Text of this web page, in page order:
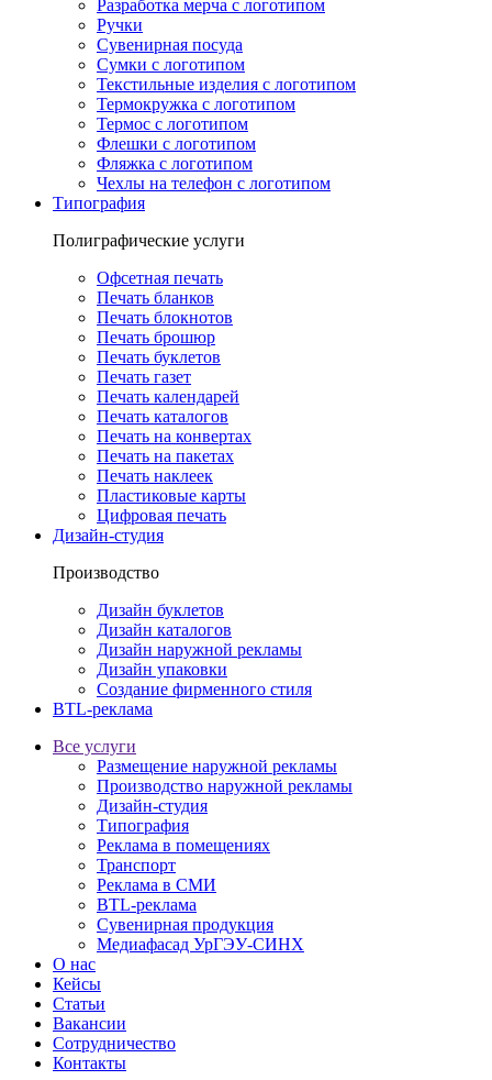
Разработка мерча с логотипом
Ручки
Сувенирная посуда
Сумки с логотипом
Текстильные изделия с логотипом
Термокружка с логотипом
Термос с логотипом
Флешки с логотипом
Фляжка с логотипом
Чехлы на телефон с логотипом
Типография
Полиграфические услуги
Офсетная печать
Печать бланков
Печать блокнотов
Печать брошюр
Печать буклетов
Печать газет
Печать календарей
Печать каталогов
Печать на конвертах
Печать на пакетах
Печать наклеек
Пластиковые карты
Цифровая печать
Дизайн-студия
Производство
Дизайн буклетов
Дизайн каталогов
Дизайн наружной рекламы
Дизайн упаковки
Создание фирменного стиля
BTL-реклама
Все услуги
Размещение наружной рекламы
Производство наружной рекламы
Дизайн-студия
Типография
Реклама в помещениях
Транспорт
Реклама в СМИ
BTL-реклама
Сувенирная продукция
Медиафасад УрГЭУ-СИНХ
О нас
Кейсы
Статьи
Вакансии
Сотрудничество
Контакты